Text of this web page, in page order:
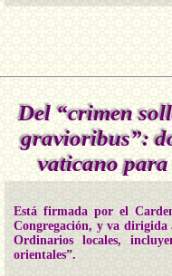
Del “crimen
gravioribus”:
vaticano
Está firmada por el
Congregación, y va dirigida
Ordinarios locales,
orientales”.